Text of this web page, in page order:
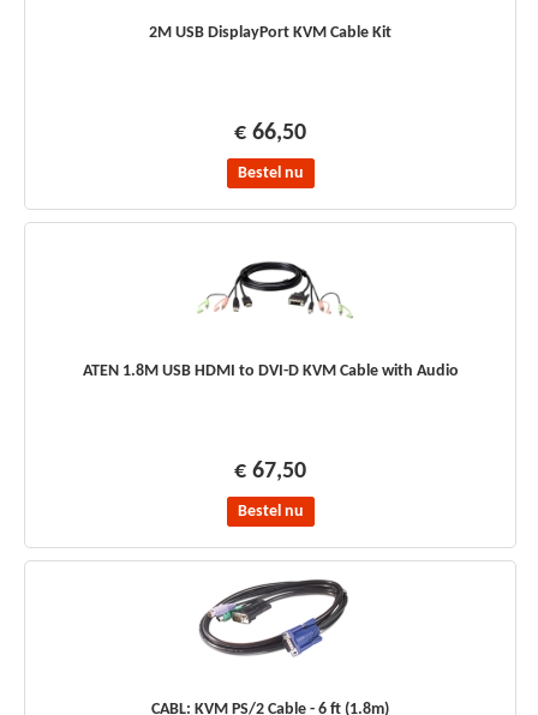
2M USB DisplayPort KVM Cable Kit
€ 66,50
Bestel nu
ATEN 1.8M USB HDMI to DVI-D KVM Cable with Audio
€ 67,50
Bestel nu
CABL: KVM PS/2 Cable - 6 ft (1.8m)